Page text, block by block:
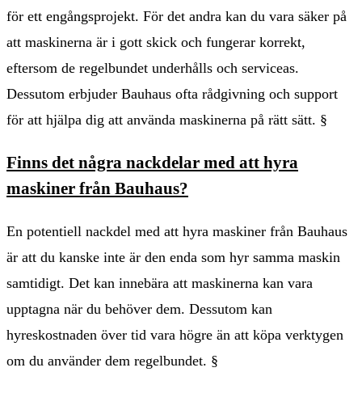
för ett engångsprojekt. För det andra kan du vara säker på
att maskinerna är i gott skick och fungerar korrekt,
eftersom de regelbundet underhålls och serviceas.
Dessutom erbjuder Bauhaus ofta rådgivning och support
för att hjälpa dig att använda maskinerna på rätt sätt. §
Finns det några nackdelar med att hyra
maskiner från Bauhaus?
En potentiell nackdel med att hyra maskiner från Bauhaus
är att du kanske inte är den enda som hyr samma maskin
samtidigt. Det kan innebära att maskinerna kan vara
upptagna när du behöver dem. Dessutom kan
hyreskostnaden över tid vara högre än att köpa verktygen
om du använder dem regelbundet. §